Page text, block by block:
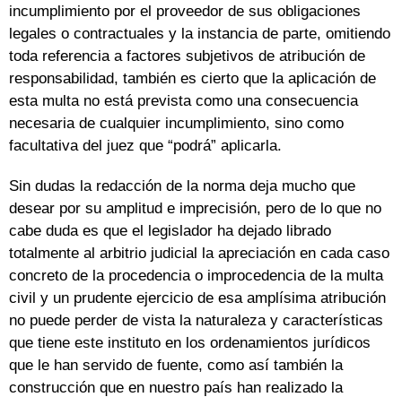
incumplimiento por el proveedor de sus obligaciones
legales o contractuales y la instancia de parte, omitiendo
toda referencia a factores subjetivos de atribución de
responsabilidad, también es cierto que la aplicación de
esta multa no está prevista como una consecuencia
necesaria de cualquier incumplimiento, sino como
facultativa del juez que “podrá” aplicarla.
Sin dudas la redacción de la norma deja mucho que
desear por su amplitud e imprecisión, pero de lo que no
cabe duda es que el legislador ha dejado librado
totalmente al arbitrio judicial la apreciación en cada caso
concreto de la procedencia o improcedencia de la multa
civil y un prudente ejercicio de esa amplísima atribución
no puede perder de vista la naturaleza y características
que tiene este instituto en los ordenamientos jurídicos
que le han servido de fuente, como así también la
construcción que en nuestro país han realizado la